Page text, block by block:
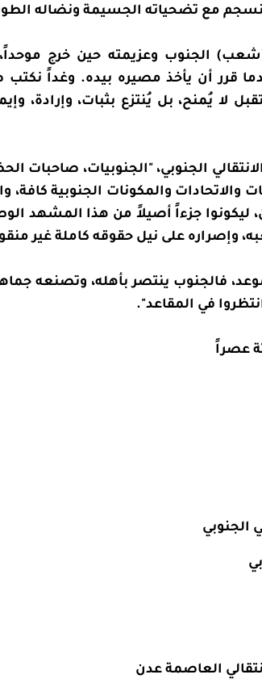
تنسجم مع تضحياته الجسيمة ونضاله
الجنوب وعزيمته حين خرج موحداً،
قرر أن يأخذ مصيره بيده. وغداً
لا يُمنح، بل يُنتزع بثبات، وإرادة،
الجنوبي، "الجنوبيات، صاحبات
والمكونات الجنوبية كافة،
ليكونوا جزءاً أصيلاً من هذا المشهد
وإصراره على نيل حقوقه كاملة غير
فالجنوب ينتصر بأهله، وتصنعه
في المقاعد".
عصراً
الجنوبي
العاصمة عدن